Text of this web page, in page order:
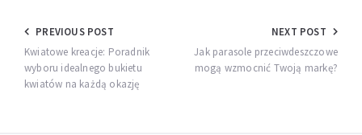
Nawigacja
wpisu
PREVIOUS POST
Kwiatowe kreacje: Poradnik
wyboru idealnego bukietu
kwiatów na każdą okazję
NEXT POST
Jak parasole przeciwdeszczowe
mogą wzmocnić Twoją markę?